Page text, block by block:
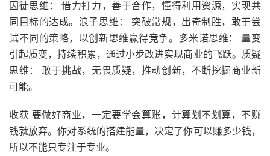
囚徒思维： 借力打力，善于合作，懂得利用资源，实现共
同目标的达成。浪子思维： 突破常规，出奇制胜，敢于尝
试不同的策略，以创新思维赢得竞争。多米诺思维： 量变
引起质变，持续积累，通过小步改进实现商业的飞跃。质疑
思维： 敢于挑战，无畏质疑，推动创新，不断挖掘商业新
可能。
收获 要做好商业，一定要学会算账，计算划不划算，不赚
钱就放弃。你对系统的搭建能量，决定了你可以赚多少钱，
所以不能只专注于专业。